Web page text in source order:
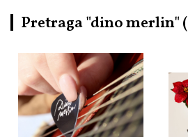
Pretraga "dino merlin" (